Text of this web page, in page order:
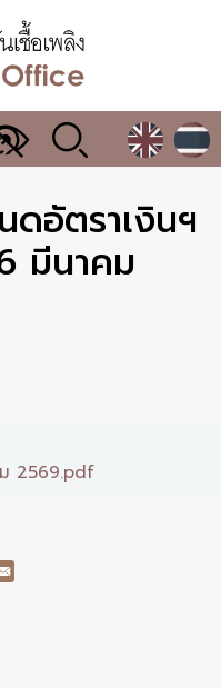
ลี่ยน
ง อัตราเงินฯ
มีนาคม
2569.pdf